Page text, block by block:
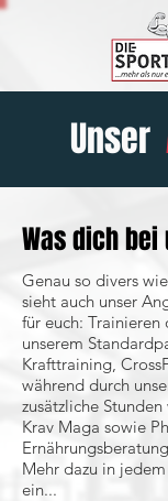
Unser
Was dich bei
Genau so divers
sieht auch unser
für euch:
unserem
Krafttraining,
während durch
zusätzliche
Krav Maga sowie
Mehr dazu in
ein...